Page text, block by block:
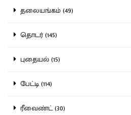
தலையங்கம் (49)
தொடர் (145)
புதையல் (15)
பேட்டி (114)
ரீவைண்ட் (30)